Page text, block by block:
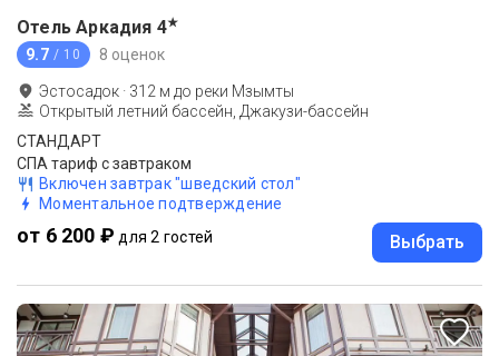
Отель Аркадия 4★
9.7 / 10 8 оценок
Эстосадок · 312 м до реки Мзымты
Открытый летний бассейн, Джакузи-бассейн
СТАНДАРТ
СПА тариф с завтраком
Включен завтрак "шведский стол"
Моментальное подтверждение
от 6 200 ₽ для 2 гостей Выбрать